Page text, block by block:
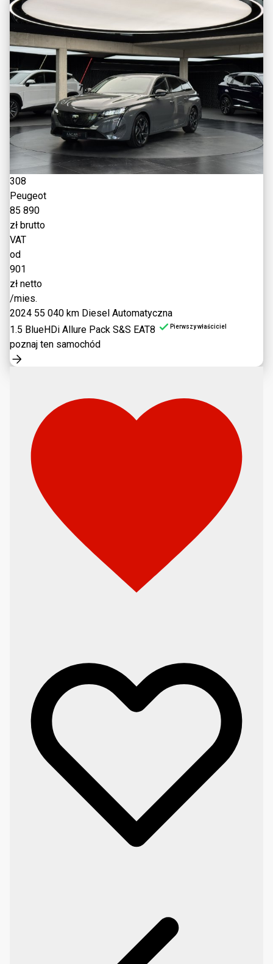
308
Peugeot
85 890
zł brutto
VAT
od
901
zł netto
/mies.
2024 55 040 km Diesel Automatyczna
1.5 BlueHDi Allure Pack S&S EAT8
Pierwszy właściciel
poznaj ten samochód